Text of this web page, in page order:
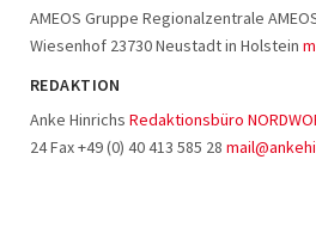
AMEOS Gruppe Regionalzentrale
Wiesenhof 23730 Neustadt in Holstein
REDAKTION
Anke Hinrichs Redaktionsbüro
24 Fax +49 (0) 40 413 585 28